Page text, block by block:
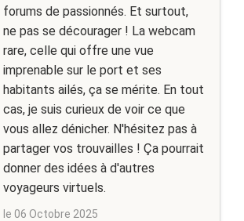
forums de passionnés. Et surtout,
ne pas se décourager ! La webcam
rare, celle qui offre une vue
imprenable sur le port et ses
habitants ailés, ça se mérite. En tout
cas, je suis curieux de voir ce que
vous allez dénicher. N'hésitez pas à
partager vos trouvailles ! Ça pourrait
donner des idées à d'autres
voyageurs virtuels.
le 06 Octobre 2025